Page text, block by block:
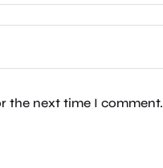
the next time I comment.